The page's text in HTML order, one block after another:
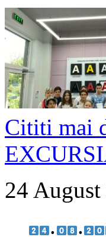
Cititi mai
24 August
.
.